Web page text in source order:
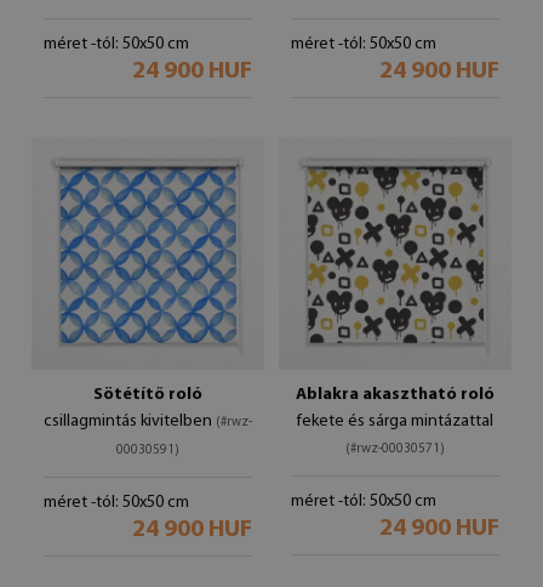
méret -tól: 50x50 cm
24 900 HUF
méret -tól: 50x50 cm
24 900 HUF
Sötétítő roló
csillagmintás kivitelben (#rwz-
00030591)
méret -tól: 50x50 cm
24 900 HUF
Ablakra akasztható roló
fekete és sárga mintázattal
(#rwz-00030571)
méret -tól: 50x50 cm
24 900 HUF